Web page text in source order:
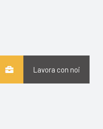
Lavora con noi